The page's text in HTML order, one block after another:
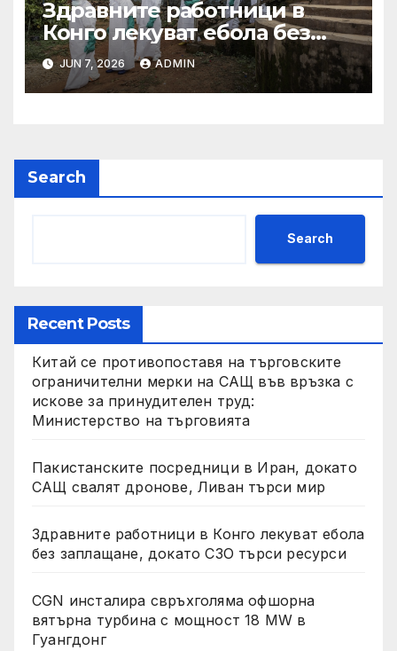
Здравните работници в
Конго лекуват ебола без
заплащане, докато СЗО
търси ресурси
JUN 7, 2026 ADMIN
Search
Search
Recent Posts
Китай се противопоставя на търговските
ограничителни мерки на САЩ във връзка с
искове за принудителен труд:
Министерство на търговията
Пакистанските посредници в Иран, докато
САЩ свалят дронове, Ливан търси мир
Здравните работници в Конго лекуват ебола
без заплащане, докато СЗО търси ресурси
CGN инсталира свръхголяма офшорна
вятърна турбина с мощност 18 MW в
Гуангдонг